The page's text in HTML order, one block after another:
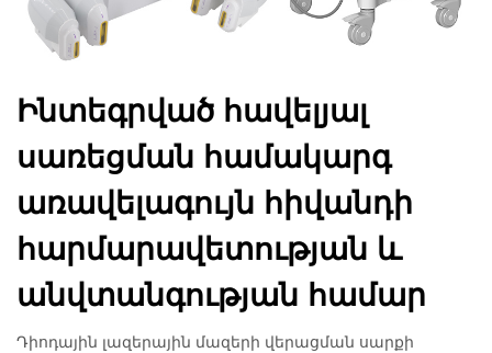
Ինտեգրված հավելյալ
սառեցման համակարգ
առավելագույն հիվանդի
հարմարավետության և
անվտանգության համար
Դիոդային լազերային մազերի վերացման սարքի